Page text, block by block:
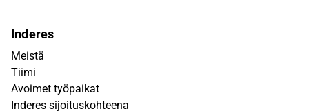
Inderes
Meistä
Tiimi
Avoimet työpaikat
Inderes sijoituskohteena